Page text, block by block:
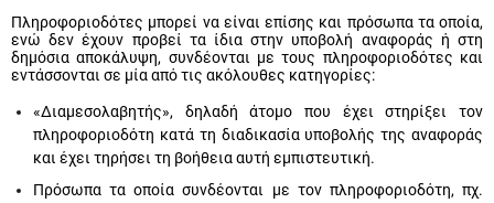
Πληροφοριοδότες μπορεί να είναι επίσης και πρόσωπα τα οποία,
ενώ δεν έχουν προβεί τα ίδια στην υποβολή αναφοράς ή στη
δημόσια αποκάλυψη, συνδέονται με τους πληροφοριοδότες και
εντάσσονται σε μία από τις ακόλουθες κατηγορίες:
«Διαμεσολαβητής», δηλαδή άτομο που έχει στηρίξει τον
πληροφοριοδότη κατά τη διαδικασία υποβολής της αναφοράς
και έχει τηρήσει τη βοήθεια αυτή εμπιστευτική.
Πρόσωπα τα οποία συνδέονται με τον πληροφοριοδότη, πχ.